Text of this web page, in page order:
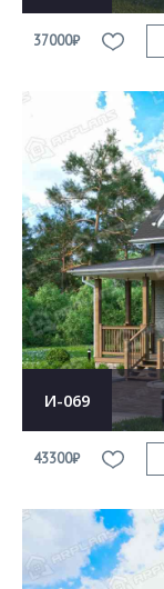
37000₽
И-069
43300₽